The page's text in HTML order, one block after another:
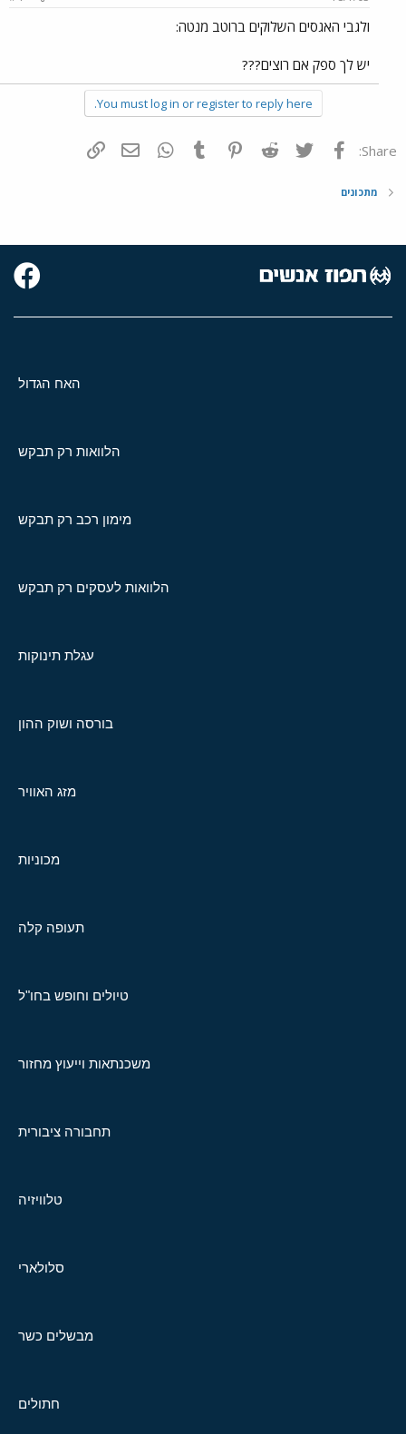
ולגבי האגסים השלוקים ברוטב מנטה:
יש לך ספק אם רוצים???
You must log in or register to reply here.
Share: פייסבוק Twitter
Reddit
Pinterest
Tumblr
WhatsAppדואר אלקטרוני
מתכונים
האח הגדול
הלוואות רק תבקש
מימון רכב רק תבקש
הלוואות לעסקים רק תבקש
עגלת תינוקות
בורסה ושוק ההון
מזג האוויר
מכוניות
תעופה קלה
טיולים וחופש בחו"ל
משכנתאות וייעוץ מחזור
תחבורה ציבורית
טלוויזיה
סלולארי
מבשלים כשר
חתולים